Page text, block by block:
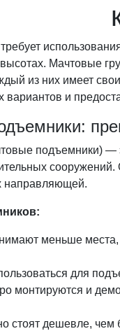
Мачтовые
из них имеет
и
подъемники)
направляющей.
меньше
для
монтируются и
стоят дешевле,